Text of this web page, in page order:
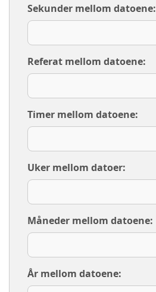
Sekunder mellom datoene:
Referat mellom datoene:
Timer mellom datoene:
Uker mellom datoer:
Måneder mellom datoene:
År mellom datoene: